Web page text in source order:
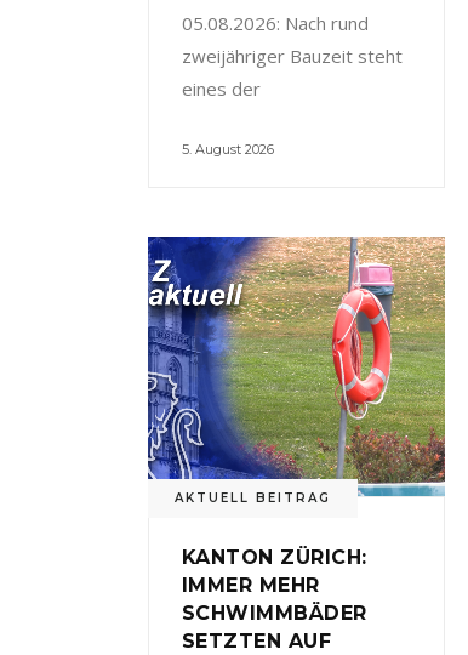
05.08.2026: Nach rund
zweijähriger Bauzeit steht
eines der
5. August 2026
AKTUELL BEITRAG
KANTON ZÜRICH:
IMMER MEHR
SCHWIMMBÄDER
SETZTEN AUF